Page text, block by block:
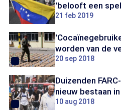
'belooft een
21 feb 2019
worden van de
20 sep 2018
Duizenden
nieuw bestaan
10 aug 2018